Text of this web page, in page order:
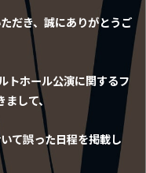
き、誠にありがとうご
トホール公演に関するフ
して、
て誤った日程を掲載し